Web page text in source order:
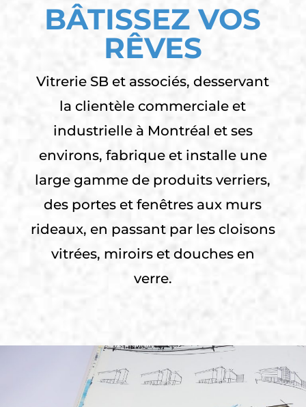
BÂTISSEZ VOS
RÊVES
Vitrerie SB et associés, desservant
la clientèle commerciale et
industrielle à Montréal et ses
environs, fabrique et installe une
large gamme de produits verriers,
des portes et fenêtres aux murs
rideaux, en passant par les cloisons
vitrées, miroirs et douches en
verre.